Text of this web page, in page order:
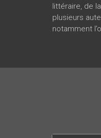
littéraire, de
plusieurs
notamment